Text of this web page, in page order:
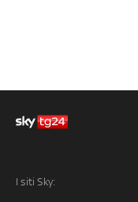
I siti Sky: